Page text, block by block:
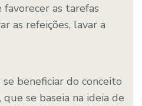
as tarefas
as refeições, lavar a
beneficiar do conceito
se baseia na ideia de